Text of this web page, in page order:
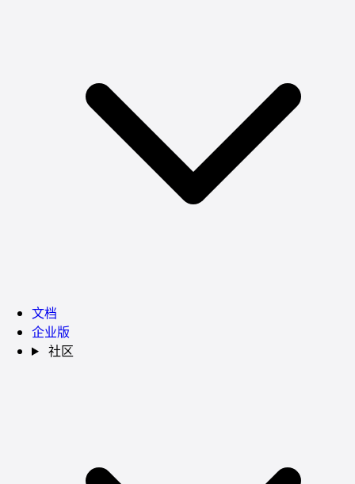
文档
企业版
社区